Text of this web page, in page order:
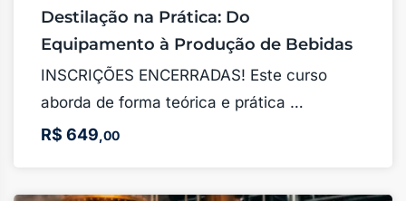
Destilação na Prática: Do
Equipamento à Produção de Bebidas
INSCRIÇÕES ENCERRADAS! Este curso
aborda de forma teórica e prática …
R$ 649,00